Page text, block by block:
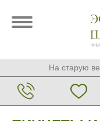
На старую